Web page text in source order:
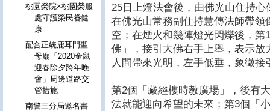
25日上燈法會後，由佛光山住持
在佛光山常務副住持慧傳法師帶
空；在煙火和幾陣燈光閃爍後，
佛」，接引大佛右手上舉，表示
人間帶來光明，左手低垂，象徵
第2個「藏經樓時教廣場」，後有
法就能迎向希望的未來；第3個「
桃園榮院×桃園榮服
處守護榮民眷健
康
配合正統鹿耳門聖
母廟「2020金鼠
迎春除夕跨年晚
會」周邊道路交
管措施
南警三分局邀名書